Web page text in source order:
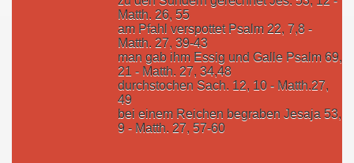
Matth. 26, 55
am Pfahl verspottet Psalm 22, 7,8 -
Matth. 27, 39-43
man gab ihm Essig und Galle Psalm 69,
21 - Matth. 27, 34,48
durchstochen Sach. 12, 10 - Matth.27,
49
bei einem Reichen begraben Jesaja 53,
9 - Matth. 27, 57-60